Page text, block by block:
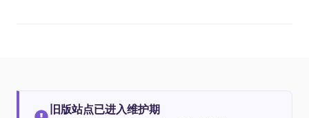
旧版站点已进入维护期